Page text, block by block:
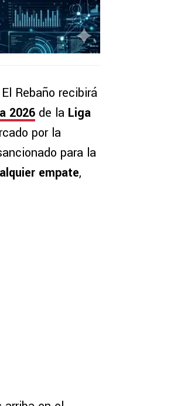
Rebaño recibirá
2026 de la Liga
por la
para la
empate,